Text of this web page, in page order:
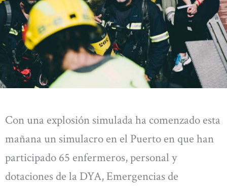
Con una explosión simulada ha comenzado esta
mañana un simulacro en el Puerto en que han
participado 65 enfermeros, personal y
dotaciones de la DYA, Emergencias de